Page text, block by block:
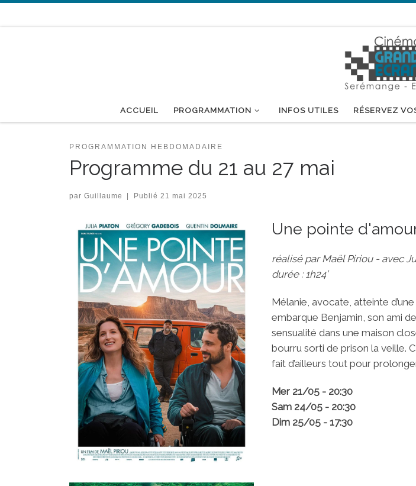
ACCUEIL PROGRAMMATION INFOS UTILES RÉSERVEZ
PROGRAMMATION HEBDOMADAIRE
Programme du 21 au 27 mai
par Guillaume Publié 21 mai 2025
Une pointe
réalisé par Maël Piriou - avec
durée : 1h24’
Mélanie, avocate, atteinte
embarque Benjamin, son ami
sensualité dans une maison
bourru sorti de prison la veille.
fait d’ailleurs tout pour
Mer 21/05 - 20:30
Sam 24/05 - 20:30
Dim 25/05 - 17:30